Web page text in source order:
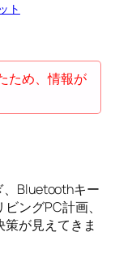
ト
ため、情報が
、Bluetoothキー
ングPC計画、
が見えてきま